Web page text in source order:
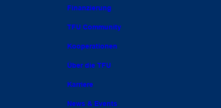
Finanzierung
TFU Community
Kooperationen
Über die TFU
Karriere
News & Events